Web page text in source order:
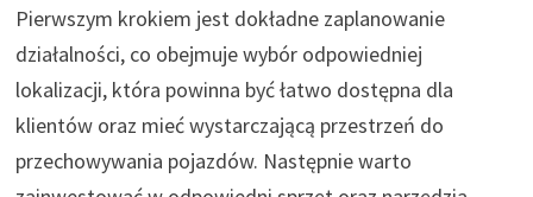
Pierwszym krokiem jest dokładne zaplanowanie
działalności, co obejmuje wybór odpowiedniej
lokalizacji, która powinna być łatwo dostępna dla
klientów oraz mieć wystarczającą przestrzeń do
przechowywania pojazdów. Następnie warto